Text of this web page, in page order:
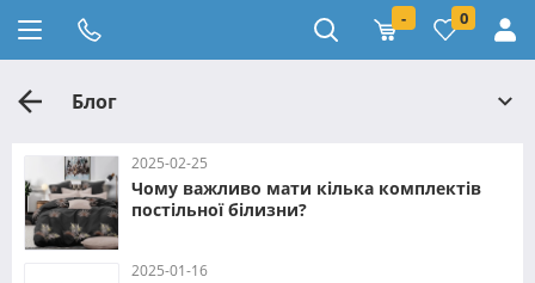
- 0
Блог
2025-02-25
Чому важливо мати кілька комплектів
постільної білизни?
2025-01-16